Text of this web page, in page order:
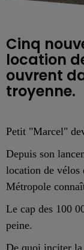
Cinq
location
ouvrent
troyenne.
Petit "Marcel"
Depuis son
location de vélos
Métropole
Le cap des 100
peine.
De quoi inciter la